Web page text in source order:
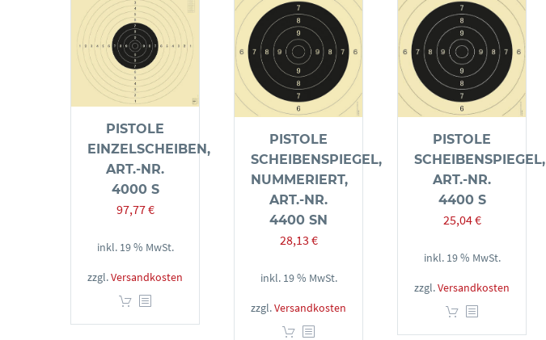
PISTOLE
EINZELSCHEIBEN,
ART.-NR.
4000 S
97,77€
inkl. 19 % MwSt.
zzgl.Versandkosten
PISTOLE
SCHEIBENSPIEGEL,
NUMMERIERT,
ART.-NR.
4400 SN
28,13 €
inkl. 19 % MwSt.
zzgl.Versandkosten
PISTOLE
SCHEIBENSPIEGEL,
ART.-NR.
4400 S
25,04€
inkl. 19 % MwSt.
zzgl.Versandkosten